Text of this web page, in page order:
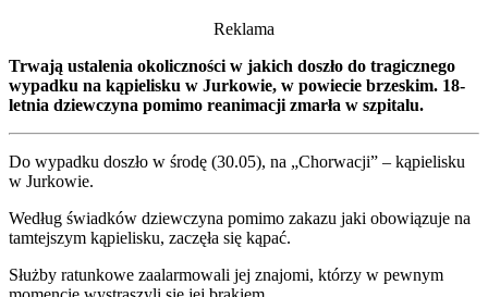
Reklama
Trwają ustalenia okoliczności w jakich doszło do tragicznego
wypadku na kąpielisku w Jurkowie, w powiecie brzeskim. 18-
letnia dziewczyna pomimo reanimacji zmarła w szpitalu.
Do wypadku doszło w środę (30.05), na „Chorwacji” – kąpielisku
w Jurkowie.
Według świadków dziewczyna pomimo zakazu jaki obowiązuje na
tamtejszym kąpielisku, zaczęła się kąpać.
Służby ratunkowe zaalarmowali jej znajomi, którzy w pewnym